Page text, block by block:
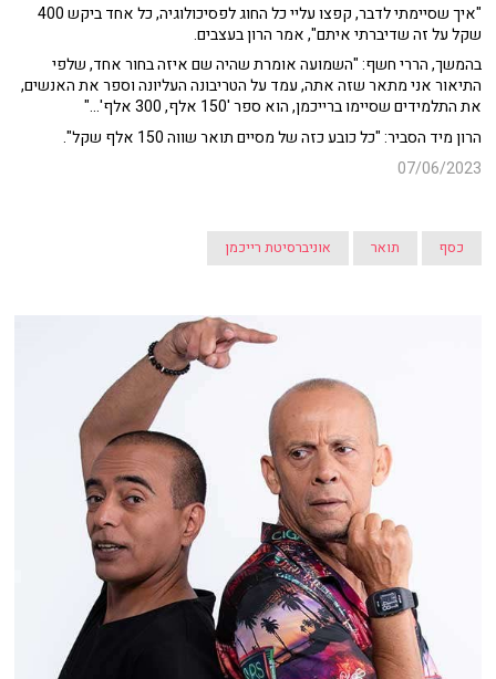
"איך שסיימתי לדבר, קפצו עליי כל החוג לפסיכולוגיה, כל אחד ביקש 400
שקל על זה שדיברתי איתם", אמר הרון בעצבים.
בהמשך, הררי חשף: "השמועה אומרת שהיה שם איזה בחור אחד, שלפי
התיאור אני מתאר שזה אתה, עמד על הטריבונה העליונה וספר את האנשים,
את התלמידים שסיימו ברייכמן, הוא ספר '150 אלף, 300 אלף'..."
הרון מיד הסביר: "כל כובע כזה של מסיים תואר שווה 150 אלף שקל".
07/06/2023
כסף תואר אוניברסיטת רייכמן